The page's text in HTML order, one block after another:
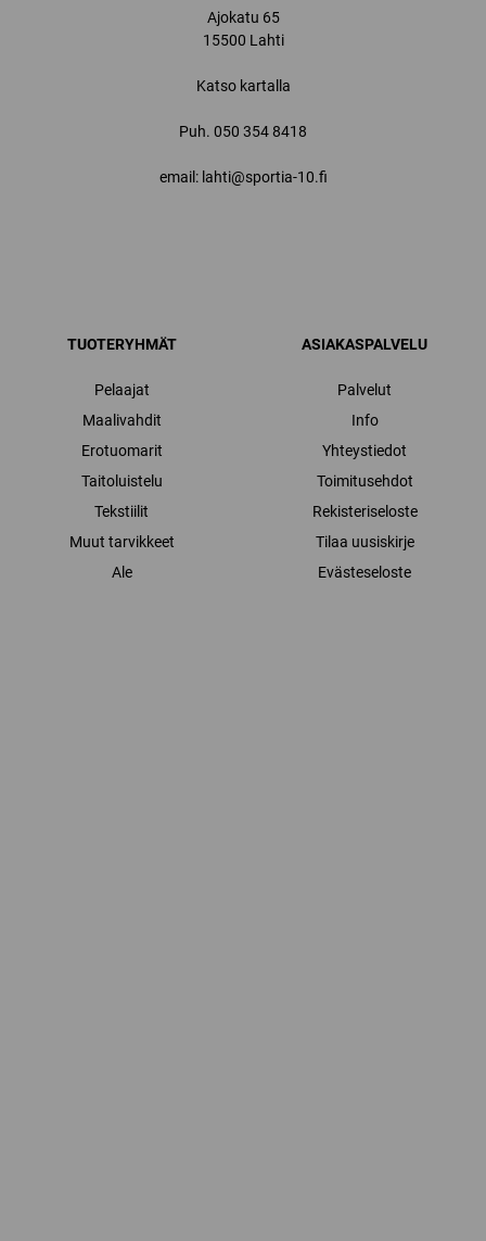
Ajokatu 65
15500 Lahti
Katso kartalla
Puh. 050 354 8418
email: lahti@sportia-10.fi
TUOTERYHMÄT
Pelaajat
Maalivahdit
Erotuomarit
Taitoluistelu
Tekstiilit
Muut tarvikkeet
Ale
ASIAKASPALVELU
Palvelut
Info
Yhteystiedot
Toimitusehdot
Rekisteriseloste
Tilaa uusiskirje
Evästeseloste